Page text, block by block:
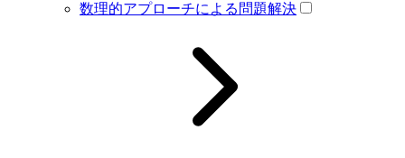
数理的アプローチによる問題解決